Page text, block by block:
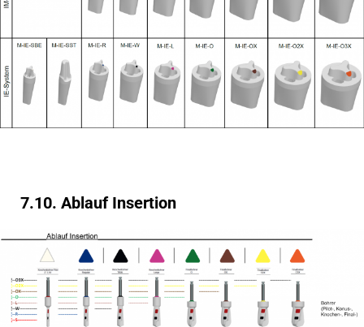
7.10. Ablauf Insertion